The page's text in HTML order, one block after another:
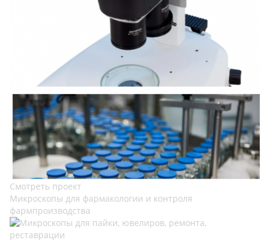
Смотреть проект
Микроскопы для фармакологии и контроля
фармпроизводства